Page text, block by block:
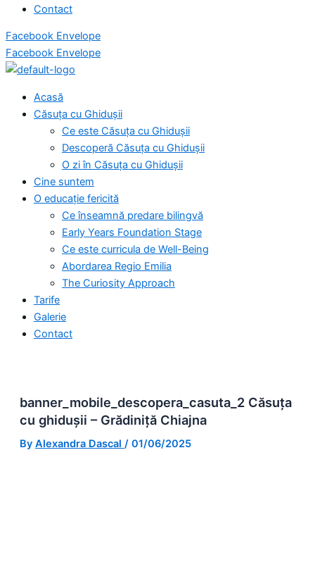
Contact
Facebook Envelope
Facebook Envelope
Acasă
Căsuța cu Ghidușii
Ce este Căsuța cu Ghidușii
Descoperă Căsuța cu Ghidușii
O zi în Căsuța cu Ghidușii
Cine suntem
O educație fericită
Ce înseamnă predare bilingvă
Early Years Foundation Stage
Ce este curricula de Well-Being
Abordarea Regio Emilia
The Curiosity Approach
Tarife
Galerie
Contact
banner_mobile_descopera_casuta_2 Căsuța
cu ghidușii – Grădiniță Chiajna
By Alexandra Dascal / 01/06/2025